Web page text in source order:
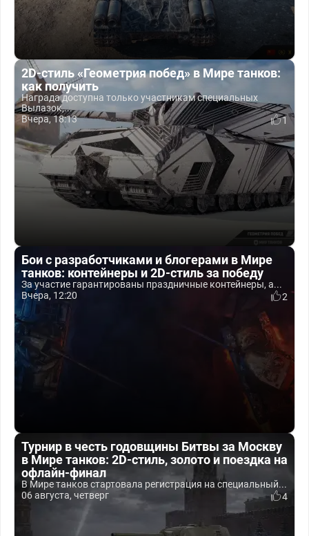
2D-стиль «Геометрия побед» в Мире танков:
как получить
Награда доступна только участникам специальных
Вылазок,...
Вчера, 18:13
1
Бои с разработчиками и блогерами в Мире
танков: контейнеры и 2D-стиль за победу
За участие гарантированы праздничные контейнеры, а...
Вчера, 12:20
2
Турнир в честь годовщины Битвы за Москву
в Мире танков: 2D-стиль, золото и поездка на
офлайн-финал
В Мире танков стартовала регистрация на специальный...
06 августа, четверг
4